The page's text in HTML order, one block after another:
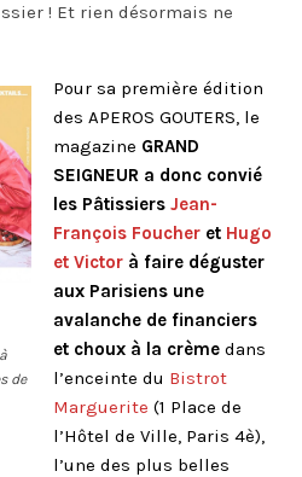
! Et rien désormais ne
de
Pour sa première édition
des APEROS GOUTERS, le
magazine GRAND
SEIGNEUR a donc convié
les PâtissiersJean-
François Foucher et Hugo
et Victor à faire déguster
aux Parisiens une
avalanche de financiers
et choux à la crème dans
l’enceinte du Bistrot
Marguerite (1 Place de
l’Hôtel de Ville, Paris 4è),
l’une des plus belles